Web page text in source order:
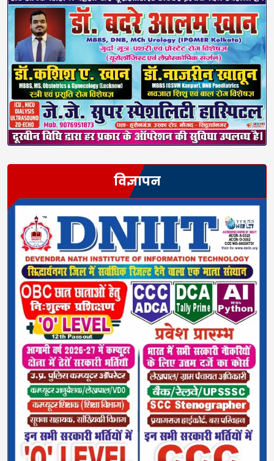
विज्ञापन